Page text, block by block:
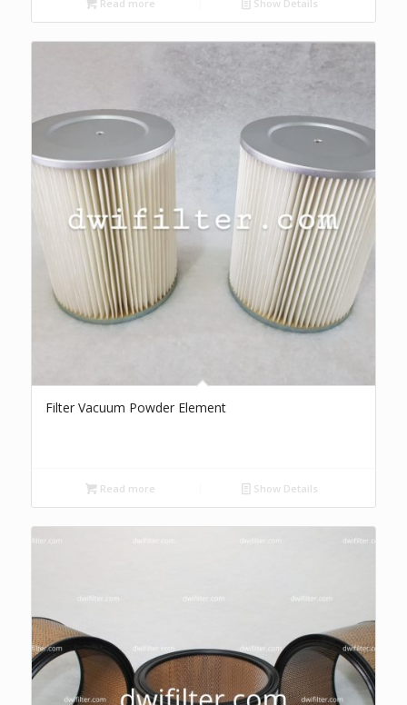
Read more Show Details
Filter Vacuum Powder Element
Read more Show Details